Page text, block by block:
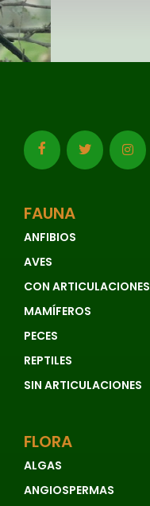
FAUNA
ANFIBIOS
AVES
CON ARTICULACIONES
MAMÍFEROS
PECES
REPTILES
SIN ARTICULACIONES
FLORA
ALGAS
ANGIOSPERMAS